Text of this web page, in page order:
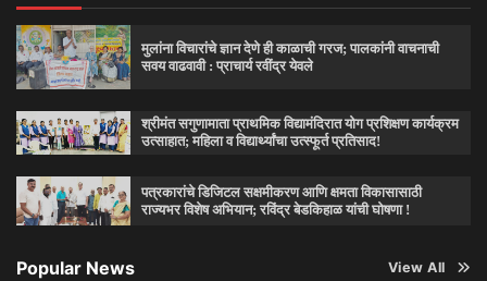
मुलांना विचारांचे ज्ञान देणे ही काळाची गरज; पालकांनी वाचनाची
सवय वाढवावी : प्राचार्य रवींद्र येवले
श्रीमंत सगुणामाता प्राथमिक विद्यामंदिरात योग प्रशिक्षण कार्यक्रम
उत्साहात; महिला व विद्यार्थ्यांचा उत्स्फूर्त प्रतिसाद!
पत्रकारांचे डिजिटल सक्षमीकरण आणि क्षमता विकासासाठी
राज्यभर विशेष अभियान; रविंद्र बेडकिहाळ यांची घोषणा !
Popular News View All